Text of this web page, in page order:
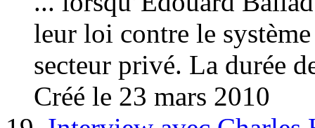
leur loi contre le
secteur privé. La durée
Créé le 23 mars 2010